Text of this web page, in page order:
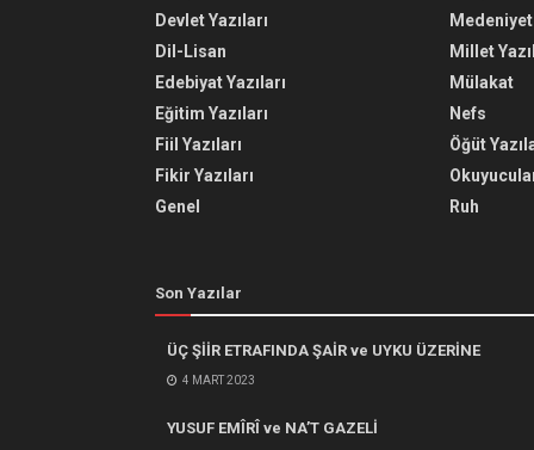
Devlet Yazıları
Dil-Lisan
Edebiyat Yazıları
Eğitim Yazıları
Fiil Yazıları
Fikir Yazıları
Genel
Medeniyet
Millet
Mülakat
Nefs
Öğüt
Ruh
Son Yazılar
ÜÇ ŞİİR ETRAFINDA ŞAİR ve UYKU ÜZERİNE
4 MART 2023
YUSUF EMÎRÎ ve NA’T GAZELİ